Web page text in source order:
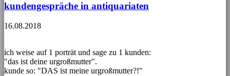
kundengespräche in antiquariaten
16.08.2018
ich weise auf 1 porträt und sage zu 1 kunden:
"das ist deine urgroßmutter".
kunde so: "DAS ist meine urgroßmutter?!"